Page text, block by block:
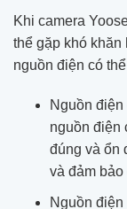
Khi camera
thể gặp khó
nguồn điện có
Nguồn
nguồn điện
đúng và ổn
và đảm
Nguồn